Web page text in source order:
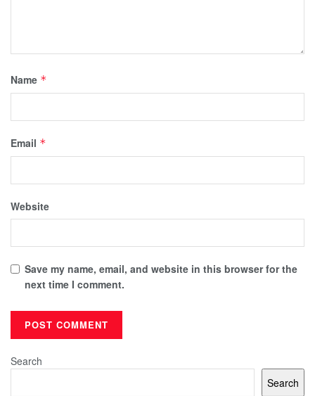
Name *
Email *
Website
Save my name, email, and website in this browser for the
next time I comment.
Search
Search